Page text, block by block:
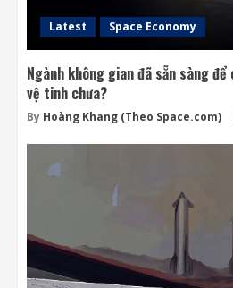
Latest Space Economy
Ngành không gian đã sẵn sàng
vệ tinh chưa?
By Hoàng Khang (Theo Space.com)